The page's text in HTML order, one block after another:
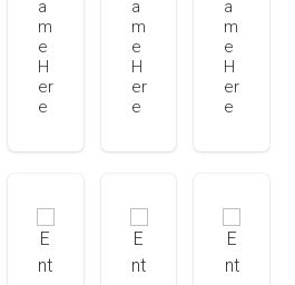
a
m
e
H
er
e
a
m
e
H
er
e
a
m
e
H
er
e